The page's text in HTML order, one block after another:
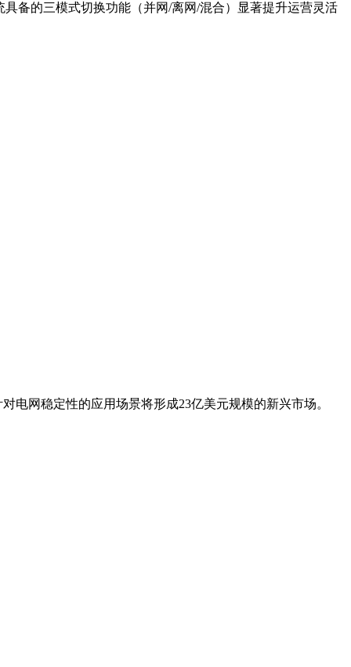
备的三模式切换功能（并网/离网/混合）显著提升运营灵活
电网稳定性的应用场景将形成23亿美元规模的新兴市场。